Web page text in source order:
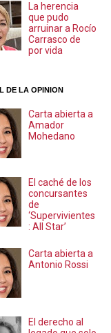
La herencia
que pudo
arruinar a Rocío
Carrasco de
por vida
DE LA OPINION
Carta abierta a
Amador
Mohedano
El caché de los
concursantes
de
‘Supervivientes
: All Star’
Carta abierta a
Antonio Rossi
El derecho al